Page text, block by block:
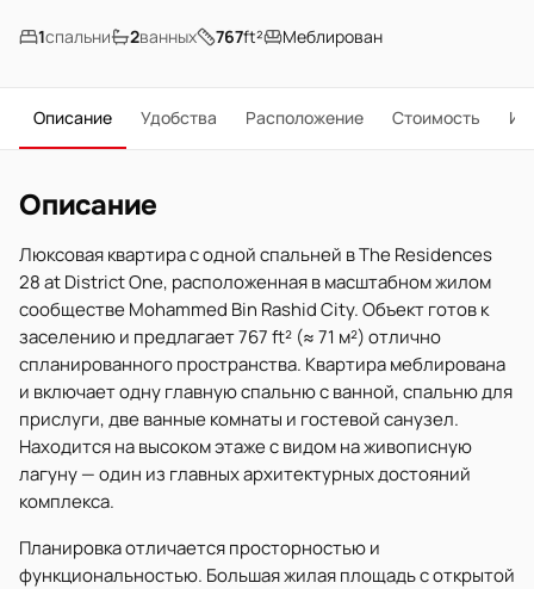
1спальни 2ванных 767ft² Меблирован
Описание Удобства Расположение Стоимость
Описание
Люксовая квартира с одной спальней в The Residences
28 at District One, расположенная в масштабном жилом
сообществе Mohammed Bin Rashid City. Объект готов к
заселению и предлагает 767 ft² (≈ 71 м²) отлично
спланированного пространства. Квартира меблирована
и включает одну главную спальню с ванной, спальню для
прислуги, две ванные комнаты и гостевой санузел.
Находится на высоком этаже с видом на живописную
лагуну — один из главных архитектурных достояний
комплекса.
Планировка отличается просторностью и
функциональностью. Большая жилая площадь с открытой